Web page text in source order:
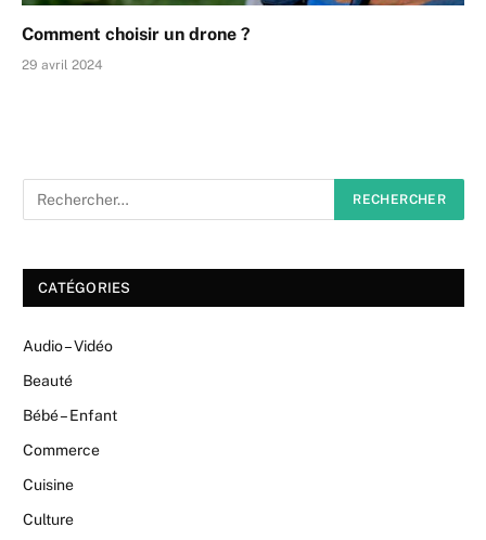
Comment choisir un drone ?
29 avril 2024
CATÉGORIES
Audio – Vidéo
Beauté
Bébé – Enfant
Commerce
Cuisine
Culture